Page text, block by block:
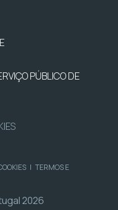
PÚBLICO DE
| TERMOS E
2026